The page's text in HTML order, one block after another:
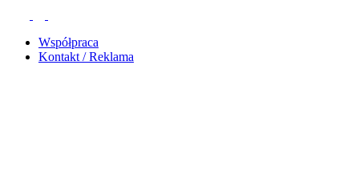
Współpraca
Kontakt / Reklama